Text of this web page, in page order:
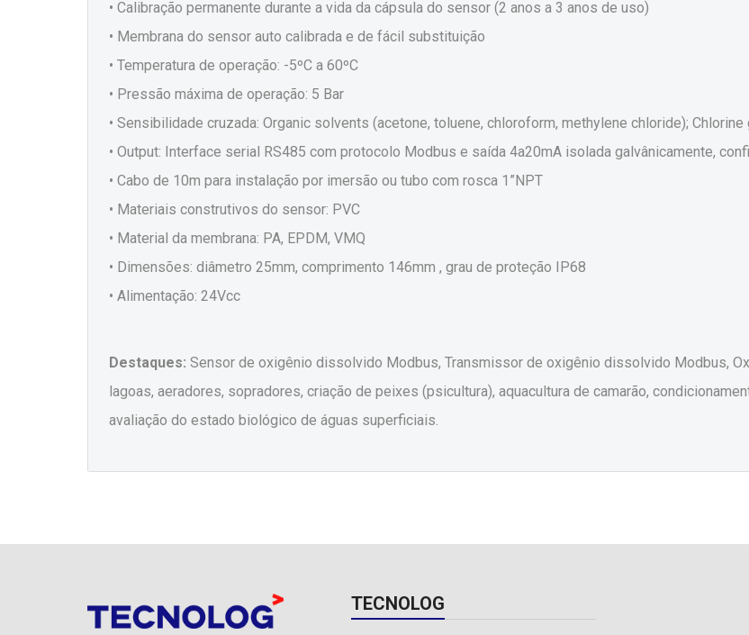
• Calibração permanente durante a vida da cápsula do sensor (2 anos a 3 anos de uso)
• Membrana do sensor auto calibrada e de fácil substituição
• Temperatura de operação: -5ºC a 60ºC
• Pressão máxima de operação: 5 Bar
• Sensibilidade cruzada: Organic solvents (acetone, toluene, chloroform, methylene chloride);
• Output: Interface serial RS485 com protocolo Modbus e saída 4a20mA isolada galvânicamente,
• Cabo de 10m para instalação por imersão ou tubo com rosca 1”NPT
• Materiais construtivos do sensor: PVC
• Material da membrana: PA, EPDM, VMQ
• Dimensões: diâmetro 25mm, comprimento 146mm , grau de proteção IP68
• Alimentação: 24Vcc
Destaques: Sensor de oxigênio dissolvido Modbus, Transmissor de oxigênio dissolvido Modbus,
lagoas, aeradores, sopradores, criação de peixes (psicultura), aquacultura de camarão,
avaliação do estado biológico de águas superficiais.
TECNOLOG